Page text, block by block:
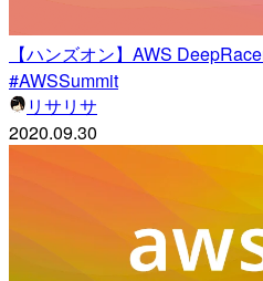
【ハンズオン】AWS
#AWSSummit
リサリサ
2020.09.30